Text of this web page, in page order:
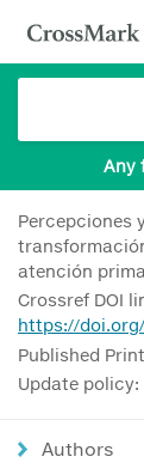
Any
Percepciones
atención
Crossref DOI
https://doi.org/
Published
Update policy:
Authors